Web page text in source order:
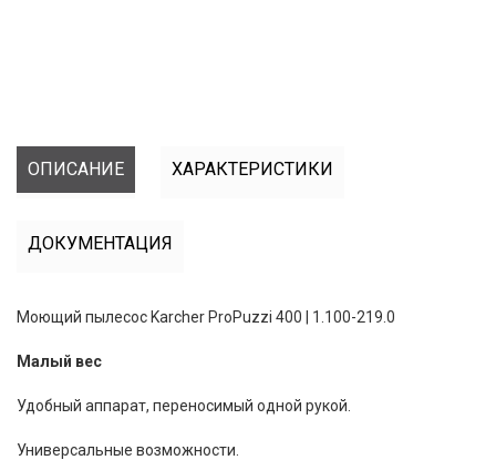
ОПИСАНИЕ ХАРАКТЕРИСТИКИ
ДОКУМЕНТАЦИЯ
Моющий пылесос Karcher ProPuzzi 400 | 1.100-219.0
Малый вес
Удобный аппарат, переносимый одной рукой.
Универсальные возможности.